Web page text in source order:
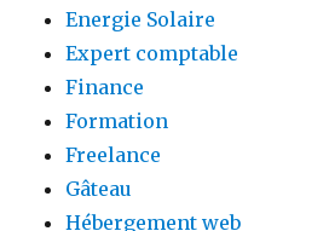
Energie Solaire
Expert comptable
Finance
Formation
Freelance
Gâteau
Hébergement web